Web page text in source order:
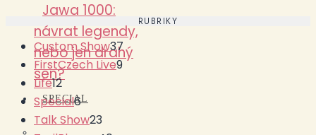
Jawa 1000:
návrat legendy,
nebo jen drahý
sen?
SPECIAL
RUBRIKY
Custom Show37
FirstCzech Live9
Life12
Special6
Talk Show23